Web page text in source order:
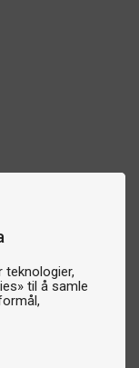
teknologier,
til å samle